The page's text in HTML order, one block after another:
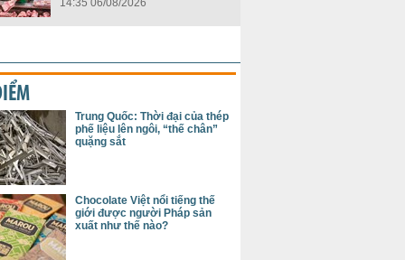
14:35 06/08/2026
Trung Quốc: Thời đại của thép
phế liệu lên ngôi, “thế chân”
quặng sắt
Chocolate Việt nổi tiếng thế
giới được người Pháp sản
xuất như thế nào?